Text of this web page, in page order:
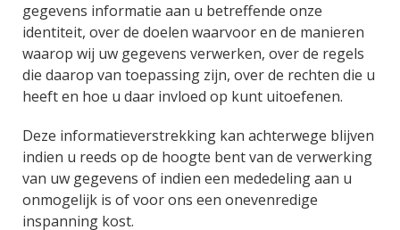
gegevens informatie aan u betreffende onze
identiteit, over de doelen waarvoor en de manieren
waarop wij uw gegevens verwerken, over de regels
die daarop van toepassing zijn, over de rechten die u
heeft en hoe u daar invloed op kunt uitoefenen.
Deze informatieverstrekking kan achterwege blijven
indien u reeds op de hoogte bent van de verwerking
van uw gegevens of indien een mededeling aan u
onmogelijk is of voor ons een onevenredige
inspanning kost.